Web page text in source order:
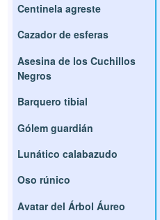
Centinela agreste
Cazador de esferas
Asesina de los Cuchillos
Negros
Barquero tibial
Gólem guardián
Lunático calabazudo
Oso rúnico
Avatar del Árbol Áureo